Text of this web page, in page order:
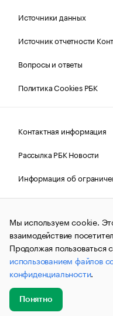
Источники данных
Источник отчетности
Вопросы и ответы
Политика Cookies РБК
Контактная информация
Рассылка РБК Новости
Информация об
Правовая информация
© АО
и материалы
(зарегистрировано
связи, информационных
коммуникаций
№ФС77-63848)
публикации могут
не предназначенную для
до 18 лет.
Мы используем cookie.
взаимодействие
Продолжая пользоваться
использованием файлов
конфиденциальности.
Понятно